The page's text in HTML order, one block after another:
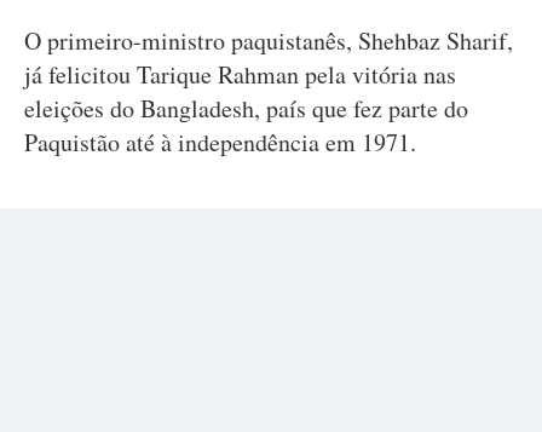
O primeiro-ministro paquistanês, Shehbaz Sharif,
já felicitou Tarique Rahman pela vitória nas
eleições do Bangladesh, país que fez parte do
Paquistão até à independência em 1971.